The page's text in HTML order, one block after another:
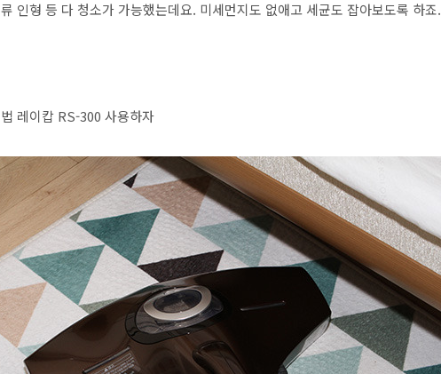
인형 등 다 청소가 가능했는데요. 미세먼지도 없애고 세균도 잡아보도록 하죠.
레이캅 RS-300 사용하자